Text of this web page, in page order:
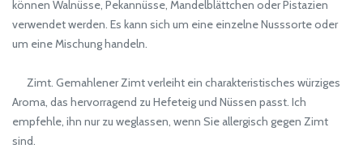
können Walnüsse, Pekannüsse, Mandelblättchen oder Pistazien
verwendet werden. Es kann sich um eine einzelne Nusssorte oder
um eine Mischung handeln.
Zimt. Gemahlener Zimt verleiht ein charakteristisches würziges
Aroma, das hervorragend zu Hefeteig und Nüssen passt. Ich
empfehle, ihn nur zu weglassen, wenn Sie allergisch gegen Zimt
sind.